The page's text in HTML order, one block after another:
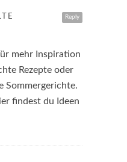
Reply
mehr Inspiration
Rezepte oder
Sommergerichte.
findest du Ideen